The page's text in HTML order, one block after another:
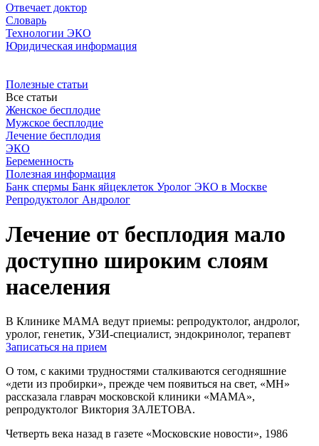
Отвечает доктор
Словарь
Технологии ЭКО
Юридическая информация
Полезные статьи
Все статьи
Женское бесплодие
Мужское бесплодие
Лечение бесплодия
ЭКО
Беременность
Полезная информация
Банк спермы Банк яйцеклеток Уролог ЭКО в Москве
Репродуктолог Андролог
Лечение от бесплодия мало
доступно широким слоям
населения
В Клинике МАМА ведут приемы: репродуктолог, андролог,
уролог, генетик, УЗИ-специалист, эндокринолог, терапевт
Записаться на прием
О том, с какими трудностями сталкиваются сегодняшние
«дети из пробирки», прежде чем появиться на свет, «МН»
рассказала главрач московской клиники «МАМА»,
репродуктолог Виктория ЗАЛЕТОВА.
Четверть века назад в газете «Московские новости», 1986